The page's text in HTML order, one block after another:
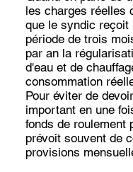
les charges réelles
que le syndic reçoit
période de trois
par an la
d'eau et de
consommation
Pour éviter de
important en une
fonds de roulement
prévoit souvent de
provisions